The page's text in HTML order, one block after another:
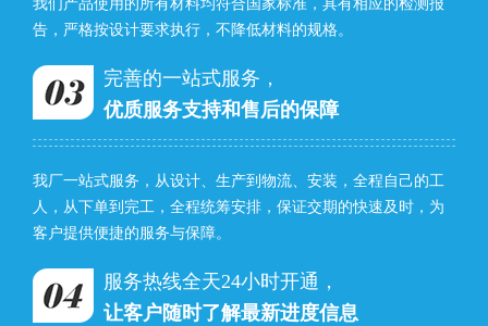
我们产品使用的所有材料均符合国家标准，具有相应的检测报
告，严格按设计要求执行，不降低材料的规格。
完善的一站式服务，
优质服务支持和售后的保障
我厂一站式服务，从设计、生产到物流、安装，全程自己的工
人，从下单到完工，全程统筹安排，保证交期的快速及时，为
客户提供便捷的服务与保障。
服务热线全天24小时开通，
让客户随时了解最新进度信息